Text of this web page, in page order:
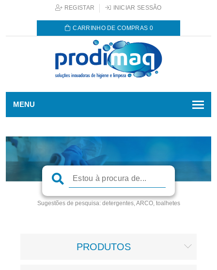
REGISTAR INICIAR SESSÃO
CARRINHO DE COMPRAS 0
MENU
Sugestões de pesquisa:detergentes, ARCO, toalhetes
PRODUTOS